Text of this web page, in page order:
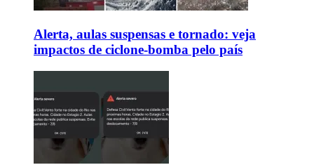
Alerta, aulas suspensas e tornado: veja
impactos de ciclone-bomba pelo país